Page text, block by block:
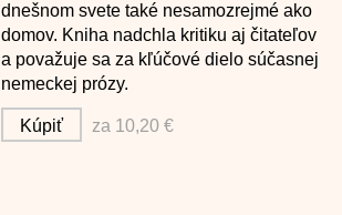
dnešnom svete také nesamozrejmé ako
domov. Kniha nadchla kritiku aj čitateľov
a považuje sa za kľúčové dielo súčasnej
nemeckej prózy.
Kúpiť za 10,20 €